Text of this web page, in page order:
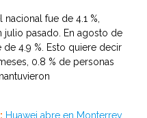
nacional fue de 4.1 %,
pasado. En agosto de
4.9 %. Esto quiere decir
0.8 % de personas
Huawei abre en Monterrey